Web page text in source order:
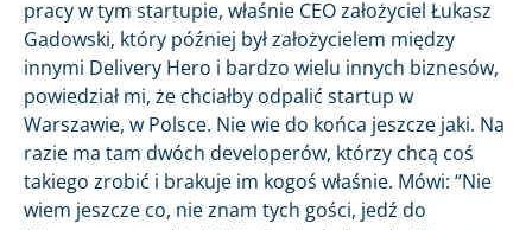
pracy w tym startupie, właśnie CEO założyciel Łukasz
Gadowski, który później był założycielem między
innymi Delivery Hero i bardzo wielu innych biznesów,
powiedział mi, że chciałby odpalić startup w
Warszawie, w Polsce. Nie wie do końca jeszcze jaki. Na
razie ma tam dwóch developerów, którzy chcą coś
takiego zrobić i brakuje im kogoś właśnie. Mówi: “Nie
wiem jeszcze co, nie znam tych gości, jedź do